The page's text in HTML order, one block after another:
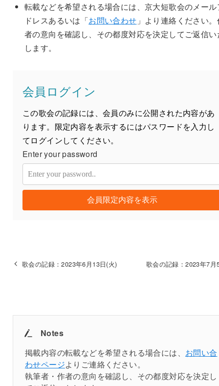
転載などを希望される場合には、京大短歌会のメール
ドレスあるいは「お問い合わせ 」より連絡ください
者の意向を確認し、その都度対応を決定してご返信い
します。
会員ログイン
この歌会の記録には、会員のみに公開された内容があ
ります。限定内容を表示するにはパスワードを入力し
てログインしてください。
Enter your password
会員限定内容を表示
歌会の記録：2023年6月13日(火) 歌会の記録：2023年7月
Notes
掲載内容の転載などを希望される場合には、 お問い合
わせページよりご連絡ください。
執筆者・作者の意向を確認し、その都度対応を決定し